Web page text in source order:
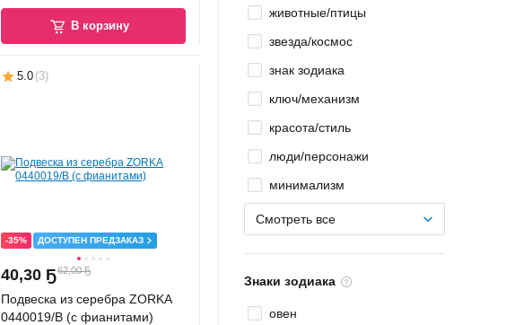
В корзину
5.0 (3)
-35% ДОСТУПЕН ПРЕДЗАКАЗ
40,30 Ҕ62,00 Ҕ
Подвеска из серебра ZORKA
0440019/В (с фианитами)
животные/птицы
звезда/космос
знак зодиака
ключ/механизм
красота/стиль
люди/персонажи
минимализм
Смотреть все
Знаки зодиака
овен